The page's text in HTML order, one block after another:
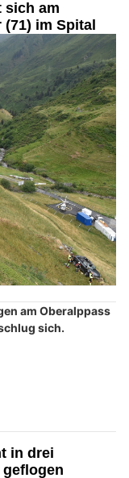
sich am
im Spital
am Oberalppass
sich.
in drei
geflogen